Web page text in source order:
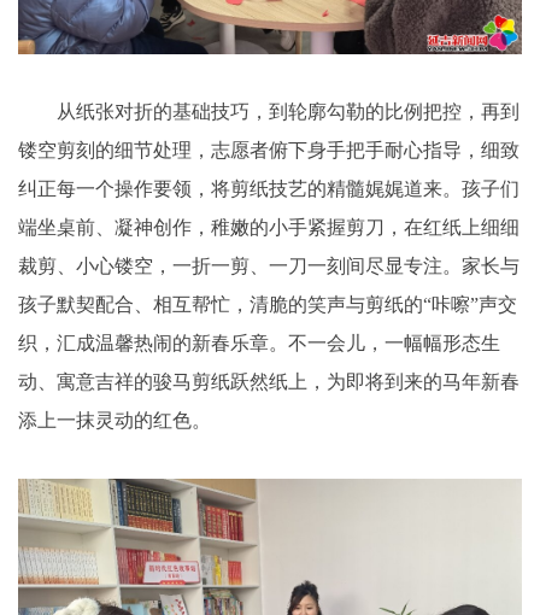
从纸张对折的基础技巧，到轮廓勾勒的比例把控，再到
镂空剪刻的细节处理，志愿者俯下身手把手耐心指导，细致
纠正每一个操作要领，将剪纸技艺的精髓娓娓道来。孩子们
端坐桌前、凝神创作，稚嫩的小手紧握剪刀，在红纸上细细
裁剪、小心镂空，一折一剪、一刀一刻间尽显专注。家长与
孩子默契配合、相互帮忙，清脆的笑声与剪纸的“咔嚓”声交
织，汇成温馨热闹的新春乐章。不一会儿，一幅幅形态生
动、寓意吉祥的骏马剪纸跃然纸上，为即将到来的马年新春
添上一抹灵动的红色。